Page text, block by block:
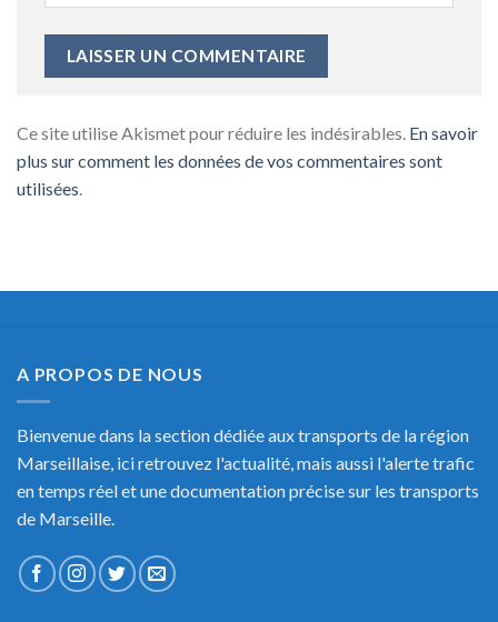
Ce site utilise Akismet pour réduire les indésirables. En savoir
plus sur comment les données de vos commentaires sont
utilisées
A PROPOS DE NOUS
Bienvenue dans la section dédiée aux transports de la région
Marseillaise, ici retrouvez l'actualité, mais aussi l'alerte trafic
en temps réel et une documentation précise sur les transports
de Marseille.